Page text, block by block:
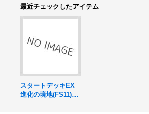
最近チェックしたアイテム
スタートデッキEX
進化の境地(FS11)シ